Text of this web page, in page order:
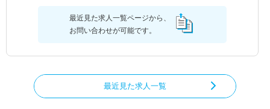
最近見た求人一覧ページから、
お問い合わせが可能です。
最近見た求人一覧